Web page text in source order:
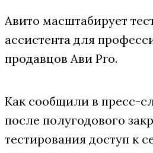
Авито масштабирует
ассистента для
продавцов Ави Pro.
Как сообщили в пресс-
после полугодового
тестирования доступ к